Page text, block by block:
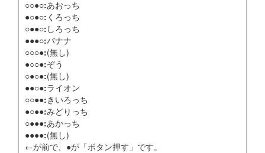
○○●○:あおっち
●○●○: くろっち
○●●○: しろっち
●●●○:バナナ
○○○●:(無し)
●○○●:ぞう
○●○●:(無し)
●●○●:ライオン
○○●●:きいろっち
●○●●:みどりっち
○●●●:あかっち
●●●●:(無し)
←が前で、●が「ボタン押す」です。